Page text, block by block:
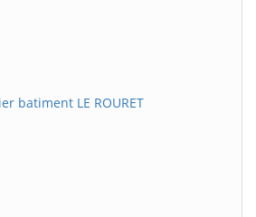
batiment LE ROURET